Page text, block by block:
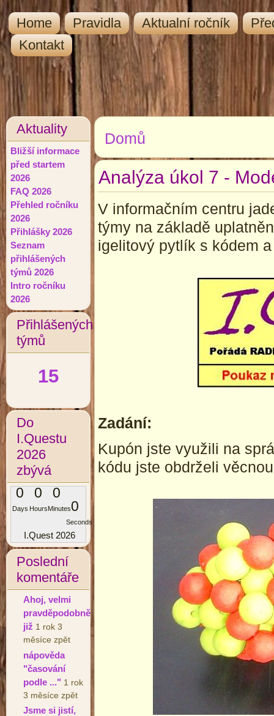
Home Pravidla Aktualní ročník
Kontakt
Aktuality
Bližší informace
před startem
2026
FAQ 2026
Přehled ročníku
2026
Přihlášky 2026
Seznam
přihlášených
týmů 2026
Intro ročníku
2026
Přihlášených
týmů
15
Do
I.Questu
2026
zbývá
0
Days
0
Hours
0
Minutes0
Seconds
I.Quest 2026
Poslední
komentáře
Ahoj, velmi
pravděpodobně
již 1 rok 3
měsíce zpět
nápověda
"časování
podle ..." 1 rok
3 měsíce zpět
Jsme si jistí,
Jste zde
Domů
Analýza úkol 7 -
V informačním centru
týmy na základě
igelitový pytlík s kódem
Zadání:
Kupón jste využili na
kódu jste obdrželi